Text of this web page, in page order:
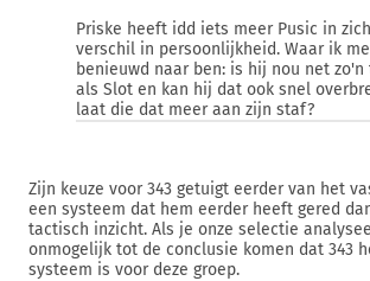
Priske heeft idd iets meer Pusic in
verschil in persoonlijkheid. Waar ik
benieuwd naar ben: is hij nou net zo'n
als Slot en kan hij dat ook snel
laat die dat meer aan zijn staf?
Zijn keuze voor 343 getuigt eerder van het
een systeem dat hem eerder heeft gered
tactisch inzicht. Als je onze selectie
onmogelijk tot de conclusie komen dat 343
systeem is voor deze groep.